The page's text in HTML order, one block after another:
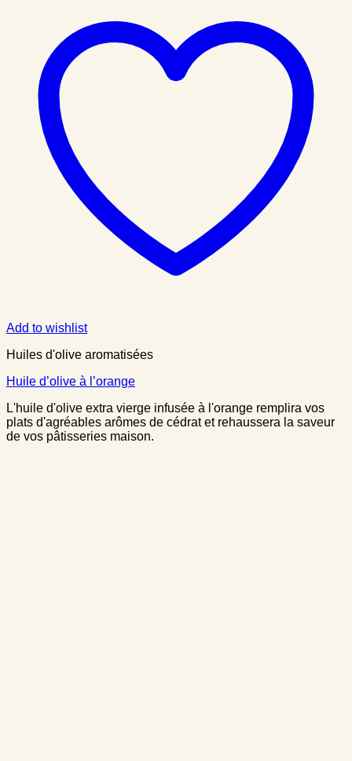
Add to wishlist
Huiles d'olive aromatisées
Huile d’olive à l’orange
L'huile d'olive extra vierge infusée à l'orange remplira vos
plats d'agréables arômes de cédrat et rehaussera la saveur
de vos pâtisseries maison.